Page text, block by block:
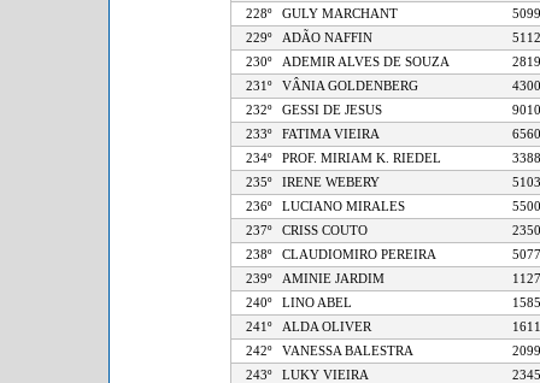
228º
GULY MARCHANT
229º
ADÃO NAFFIN
230º
ADEMIR ALVES DE SOUZA
231º
VÂNIA GOLDENBERG
232º
GESSI DE JESUS
233º
FATIMA VIEIRA
234º
PROF. MIRIAM K. RIEDEL
235º
IRENE WEBERY
236º
LUCIANO MIRALES
237º
CRISS COUTO
238º
CLAUDIOMIRO PEREIRA
239º
AMINIE JARDIM
240º
LINO ABEL
241º
ALDA OLIVER
242º
VANESSA BALESTRA
243º
LUKY VIEIRA